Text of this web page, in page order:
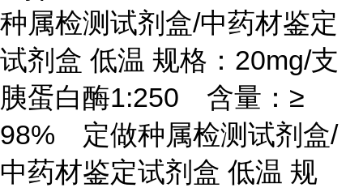
种属检测试剂盒/中药材鉴定
试剂盒 低温 规格：20mg/支
胰蛋白酶1:250 含量：≥
98% 定做种属检测试剂盒/
中药材鉴定试剂盒 低温 规